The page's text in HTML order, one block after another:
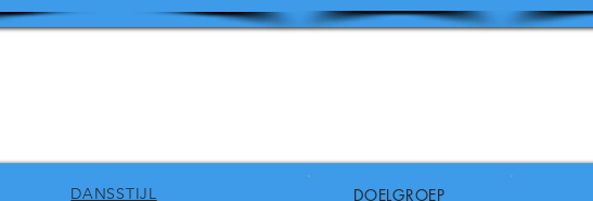
DANSSTIJL DOELGROEP